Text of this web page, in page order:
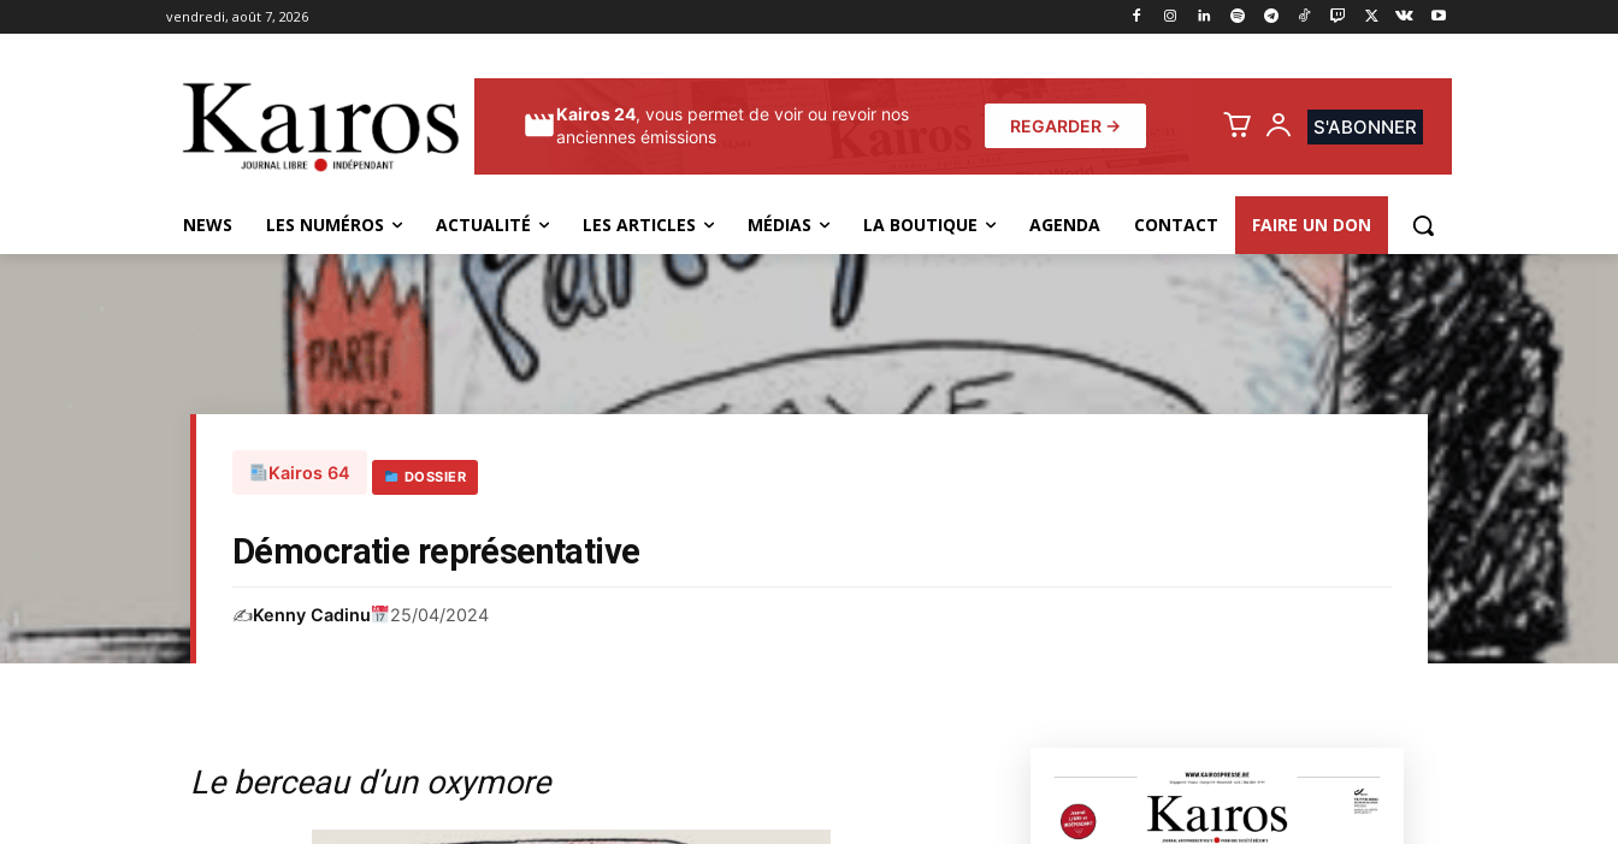
vendredi, août 7, 2026
Kairos 24, vous permet de voir ou revoir nos
anciennes émissions
REGARDER → S'ABONNER
NEWS LES NUMÉROS ACTUALITÉ LES ARTICLES MÉDIAS LA BOUTIQUE AGENDA CONTACT FAIRE UN DON
Kairos 64 DOSSIER
Démocratie représentative
✍️Kenny Cadinu 25/04/2024
Le berceau d’un oxymore